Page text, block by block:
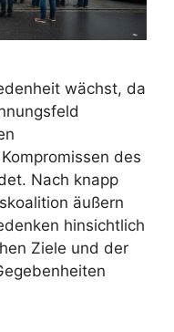
wächst, da
des
Nach knapp
äußern
hinsichtlich
Ziele und der